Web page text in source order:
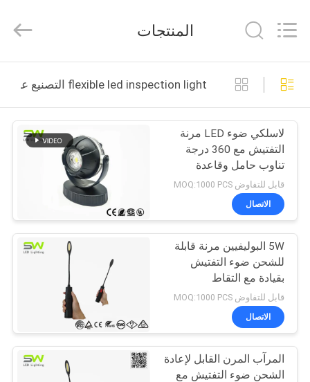
المنزل
المنتجات
فيديوهات
حولنا
جولة
المصنع
مراقبة
الجودة
Trade
Rights
المنتجات
flexible led inspection light التصنيع عبر الإنترنت
لاسلكي ضوء LED مرنة
التفتيش مع 360 درجة
تناوب حامل وقاعدة
مغناطيسية
قابل للتفاوض MOQ:1000 PCS
الاتصال
5W البوليفيين مرنة قابلة
للشحن ضوء التفتيش
بقيادة مع التقاط
المغناطيسي وقاعدة
قابل للتفاوض MOQ:1000 PCS
الاتصال
المرآب المرن القابل لإعادة
الشحن ضوء التفتيش مع